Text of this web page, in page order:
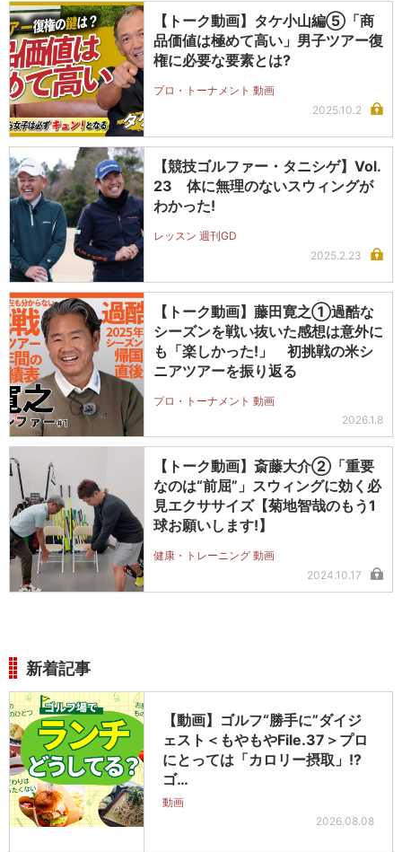
【トーク動画】タケ小山編⑤「商
品価値は極めて高い」男子ツアー復
権に必要な要素とは?
プロ・トーナメント 動画
2025.10.2
【競技ゴルファー・タニシゲ】Vol.
23 体に無理のないスウィングが
わかった!
レッスン 週刊GD
2025.2.23
【トーク動画】藤田寛之①過酷な
シーズンを戦い抜いた感想は意外に
も「楽しかった!」 初挑戦の米シ
ニアツアーを振り返る
プロ・トーナメント 動画
2026.1.8
【トーク動画】斎藤大介②「重要
なのは“前屈”」スウィングに効く必
見エクササイズ【菊地智哉のもう1
球お願いします!】
健康・トレーニング 動画
2024.10.17
新着記事
【動画】ゴルフ“勝手に”ダイジ
ェスト＜もやもやFile.37＞プロ
にとっては「カロリー摂取」!?
ゴ…
動画
2026.08.08